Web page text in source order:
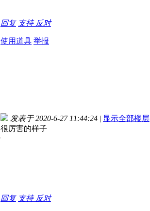
回复 支持 反对
使用道具 举报
发表于 2020-6-27 11:44:24 | 显示全部楼层
很厉害的样子
回复 支持 反对